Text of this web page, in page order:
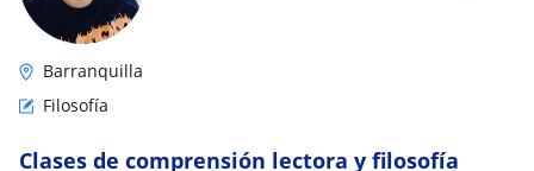
Barranquilla
Filosofía
Clases de comprensión lectora y filosofía